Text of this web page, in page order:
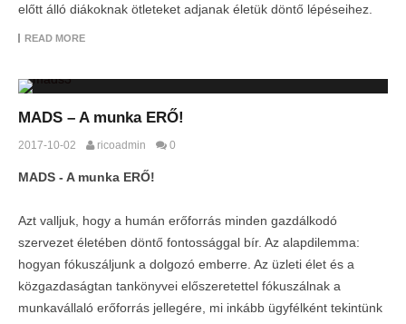
előtt álló diákoknak ötleteket adjanak életük döntő lépéseihez.
READ MORE
MADS – A munka ERŐ!
2017-10-02 ricoadmin 0
MADS - A munka ERŐ!
Azt valljuk, hogy a humán erőforrás minden gazdálkodó
szervezet életében döntő fontossággal bír. Az alapdilemma:
hogyan fókuszáljunk a dolgozó emberre. Az üzleti élet és a
közgazdaságtan tankönyvei előszeretettel fókuszálnak a
munkavállaló erőforrás jellegére, mi inkább ügyfélként tekintünk